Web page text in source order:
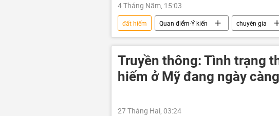
4 Tháng Năm, 15:03
đất hiếm Quan điểm-Ý kiến chuyên gia
Trung Quốc
phương Tây Chính trị
Truyền thông: Tình trạng
hiếm ở Mỹ đang ngày
27 Tháng Hai, 03:24